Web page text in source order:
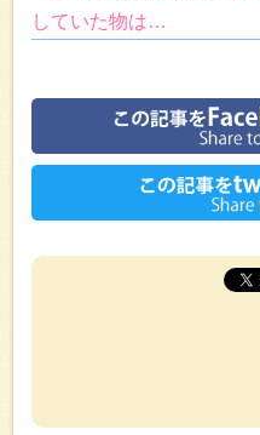
していた物は…